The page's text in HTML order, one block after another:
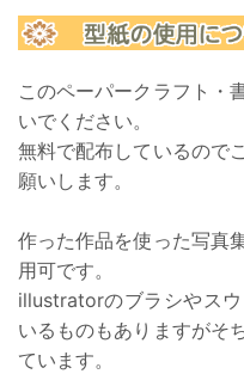
このペーパークラフト・
いでください。
無料で配布しているので
願いします。
作った作品を使った写真
用可です。
illustratorのブラシやス
いるものもありますがそ
ています。